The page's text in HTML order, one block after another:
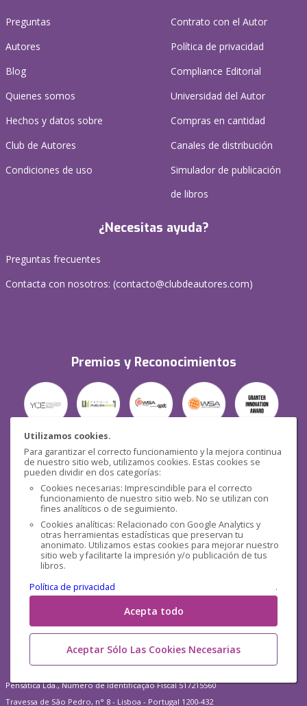
Utilizamos cookies.
Para garantizar el correcto funcionamiento y la mejora continua
de nuestro sitio web, utilizamos cookies. Estas cookies se
pueden dividir en dos categorías:
Cookies necesarias: Imprescindible para el correcto
funcionamiento de nuestro sitio web. No se utilizan con
fines analíticos o de seguimiento.
Cookies analíticas: Relacionado con Google Analytics y
otras herramientas estadísticas que preservan tu
anonimato. Utilizamos estas cookies para mejorar nuestro
sitio web y facilitarte la impresión y/o publicación de tus
libros.
Política de privacidad
.
Acepta todo
Aceptar Sólo Las Cookies Necesarias
Preguntas
Autores
Blog
Quienes somos
Hechos y datos sobre
Club de Autores
Condiciones de uso
Contrato con el Autor
Política de privacidad
Compliance Editorial
Universidad del Autor
Compras en cantidad
Canales de distribución
Simulador de publicación
de libros
¿Necesitas ayuda?
Preguntas frecuentes
Contacta con nosotros: (contacto@clubdeautores.com)
Premios y Reconocimientos
Seguridad
Redes sociales
Pensática Lda., Número de Identificação Fiscal 517215560
Travessa de São Pedro, n° 8 - Lisboa - Portugal 1200-432